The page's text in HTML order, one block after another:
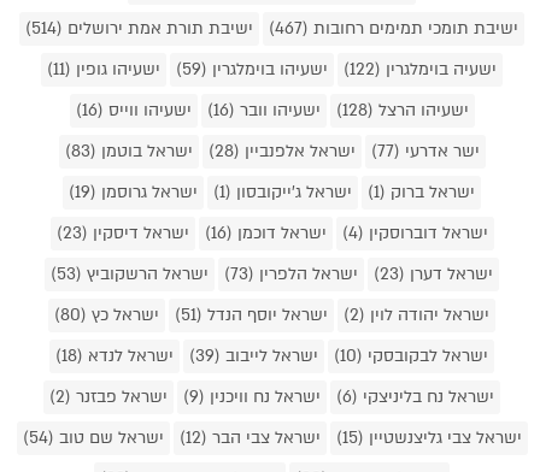
ישיבת תומכי תמימים רחובות (467)
ישיבת תורת אמת ירושלים (514)
ישעיה בוימלגרין (122)
ישעיהו בוימלגרין (59)
ישעיהו גופין (11)
ישעיהו הרצל (128)
ישעיהו וובר (16)
ישעיהו ווייס (16)
ישר אדרעי (77)
ישראל אלפנביין (28)
ישראל בוטמן (83)
ישראל ברוק (1)
ישראל ג'ייקובסון (1)
ישראל גרוסמן (19)
ישראל דוברוסקין (4)
ישראל דוכמן (16)
ישראל דיסקין (23)
ישראל דערן (23)
ישראל הלפרין (73)
ישראל הרשקוביץ (53)
ישראל יהודה לוין (2)
ישראל יוסף הנדל (51)
ישראל כץ (80)
ישראל לבקובסקי (10)
ישראל לייבוב (39)
ישראל לנדא (18)
ישראל נח בליניצקי (6)
ישראל נח וויכנין (9)
ישראל פבזנר (2)
ישראל צבי גליצנשטיין (15)
ישראל צבי הבר (12)
ישראל שם טוב (54)